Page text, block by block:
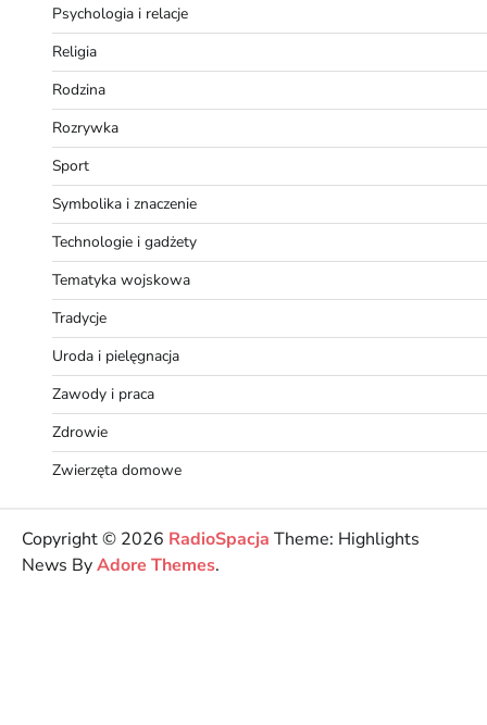
Psychologia i relacje
Religia
Rodzina
Rozrywka
Sport
Symbolika i znaczenie
Technologie i gadżety
Tematyka wojskowa
Tradycje
Uroda i pielęgnacja
Zawody i praca
Zdrowie
Zwierzęta domowe
Copyright © 2026 RadioSpacja Theme: Highlights
News ByAdore Themes.